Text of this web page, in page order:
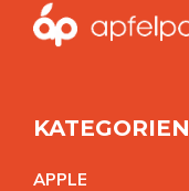
KATEGORIEN
APPLE